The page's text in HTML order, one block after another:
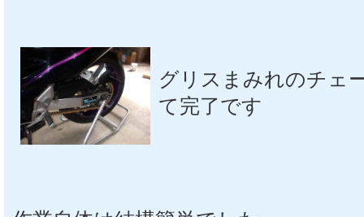
グリスまみれのチェ
て完了です